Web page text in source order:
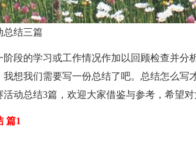
总结三篇
阶段的学习或工作情况作加以回顾检查并分
想我们需要写一份总结了吧。总结怎么写
动总结3篇，欢迎大家借鉴与参考，希望对
篇1